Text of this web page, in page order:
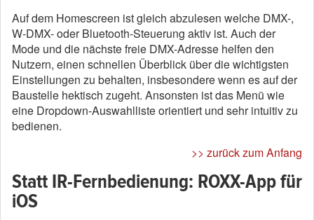
Auf dem Homescreen ist gleich abzulesen welche DMX-,
W-DMX- oder Bluetooth-Steuerung aktiv ist. Auch der
Mode und die nächste freie DMX-Adresse helfen den
Nutzern, einen schnellen Überblick über die wichtigsten
Einstellungen zu behalten, insbesondere wenn es auf der
Baustelle hektisch zugeht. Ansonsten ist das Menü wie
eine Dropdown-Auswahlliste orientiert und sehr intuitiv zu
bedienen.
>> zurück zum Anfang
Statt IR-Fernbedienung: ROXX-App für
iOS